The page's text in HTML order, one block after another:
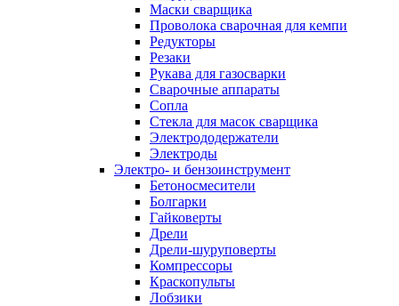
Маски сварщика
Проволока сварочная для кемпи
Редукторы
Резаки
Рукава для газосварки
Сварочные аппараты
Сопла
Стекла для масок сварщика
Электрододержатели
Электроды
Электро- и бензоинструмент
Бетоносмесители
Болгарки
Гайковерты
Дрели
Дрели-шуруповерты
Компрессоры
Краскопульты
Лобзики